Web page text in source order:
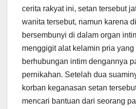
cerita rakyat ini, setan tersebut
wanita tersebut, namun karena
bersembunyi di dalam organ
menggigit alat kelamin pria yang
berhubungan intim dengannya
pernikahan. Setelah dua
korban keganasan setan
mencari bantuan dari seorang